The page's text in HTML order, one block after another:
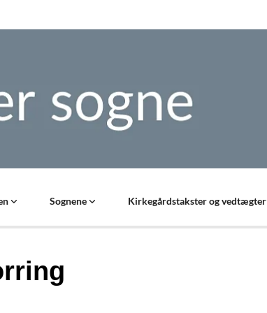
Sognene Kirkegårdstakster og vedtægter